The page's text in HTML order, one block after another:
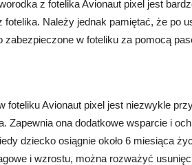
z fotelika Avionaut pixel jest
Należy jednak pamiętać, że po
zabezpieczone w foteliku za pomocą
foteliku Avionaut pixel jest niezwykle
Zapewnia ona dodatkowe wsparcie i
dziecko osiągnie około 6 miesiąca
i wzrostu, można rozważyć